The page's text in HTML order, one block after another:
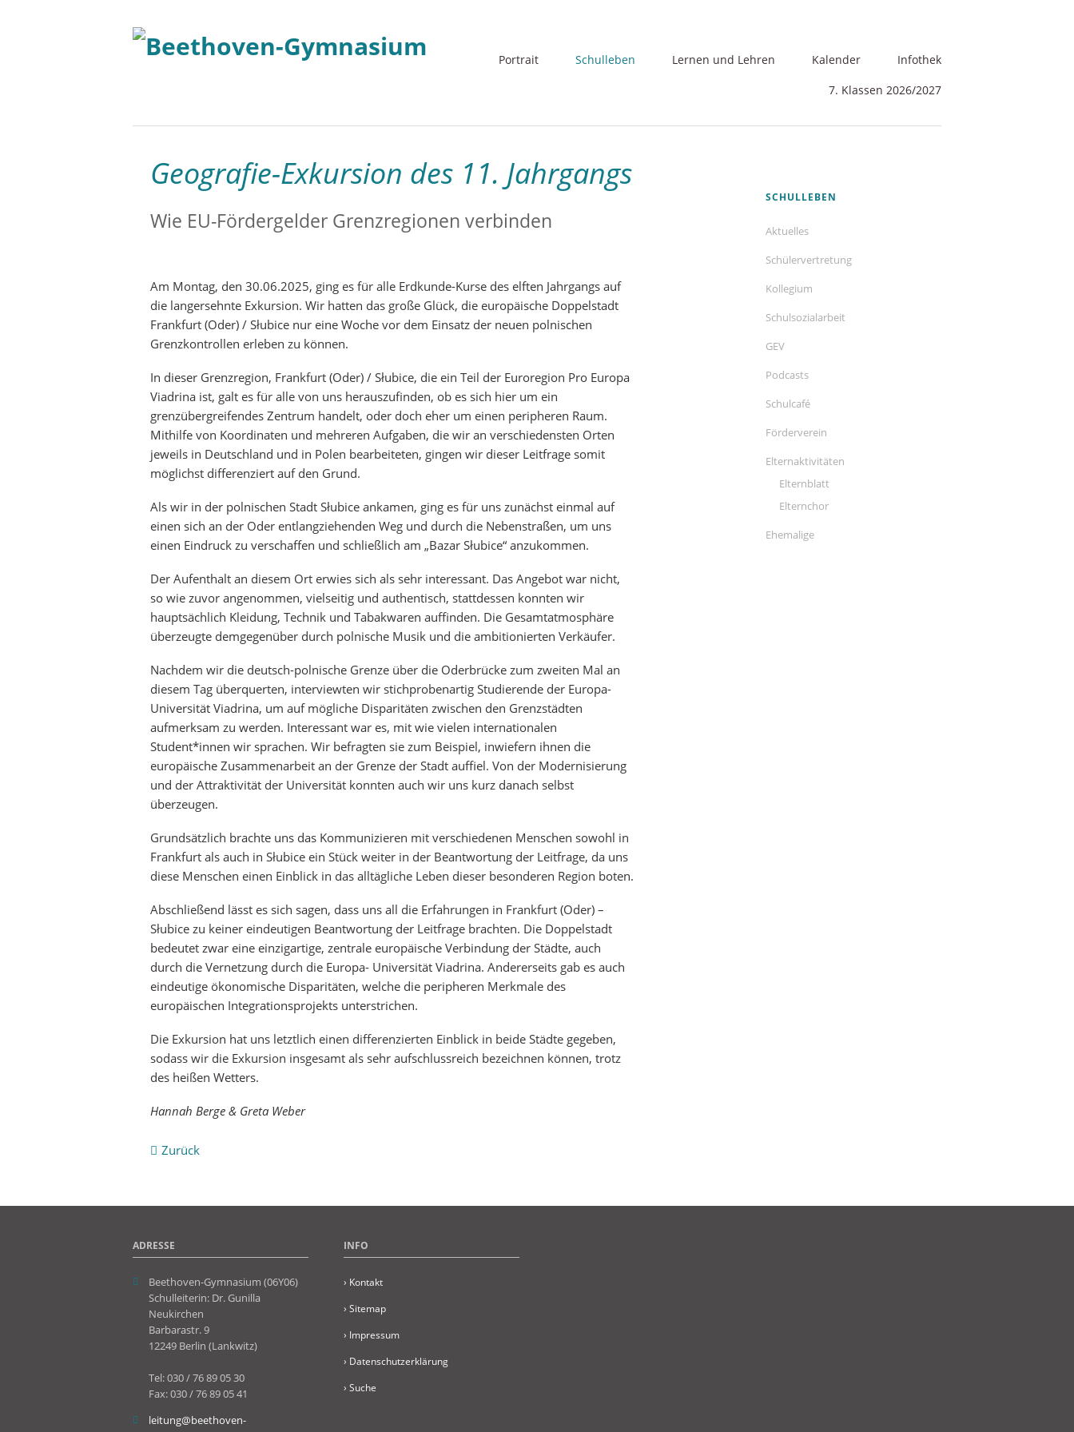
Navigation
Portrait Schulleben Lernen und Lehren Kalender
Infothek
7. Klassen 2026/2027
Geografie-Exkursion des 11. Jahrgangs
Wie EU-Fördergelder Grenzregionen verbinden
Am Montag, den 30.06.2025, ging es für alle Erdkunde-Kurse des elften Jahrgangs auf
die langersehnte Exkursion. Wir hatten das große Glück, die europäische Doppelstadt
Frankfurt (Oder) / Słubice nur eine Woche vor dem Einsatz der neuen polnischen
Grenzkontrollen erleben zu können.
In dieser Grenzregion, Frankfurt (Oder) / Słubice, die ein Teil der Euroregion Pro Europa
Viadrina ist, galt es für alle von uns herauszufinden, ob es sich hier um ein
grenzübergreifendes Zentrum handelt, oder doch eher um einen peripheren Raum.
Mithilfe von Koordinaten und mehreren Aufgaben, die wir an verschiedensten Orten
jeweils in Deutschland und in Polen bearbeiteten, gingen wir dieser Leitfrage somit
möglichst differenziert auf den Grund.
Als wir in der polnischen Stadt Słubice ankamen, ging es für uns zunächst einmal auf
einen sich an der Oder entlangziehenden Weg und durch die Nebenstraßen, um uns
einen Eindruck zu verschaffen und schließlich am „Bazar Słubice“ anzukommen.
Der Aufenthalt an diesem Ort erwies sich als sehr interessant. Das Angebot war nicht,
so wie zuvor angenommen, vielseitig und authentisch, stattdessen konnten wir
hauptsächlich Kleidung, Technik und Tabakwaren auffinden. Die Gesamtatmosphäre
überzeugte demgegenüber durch polnische Musik und die ambitionierten Verkäufer.
Nachdem wir die deutsch-polnische Grenze über die Oderbrücke zum zweiten Mal an
diesem Tag überquerten, interviewten wir stichprobenartig Studierende der Europa-
Universität Viadrina, um auf mögliche Disparitäten zwischen den Grenzstädten
aufmerksam zu werden. Interessant war es, mit wie vielen internationalen
Student*innen wir sprachen. Wir befragten sie zum Beispiel, inwiefern ihnen die
europäische Zusammenarbeit an der Grenze der Stadt auffiel. Von der Modernisierung
und der Attraktivität der Universität konnten auch wir uns kurz danach selbst
überzeugen.
Grundsätzlich brachte uns das Kommunizieren mit verschiedenen Menschen sowohl in
Frankfurt als auch in Słubice ein Stück weiter in der Beantwortung der Leitfrage, da uns
diese Menschen einen Einblick in das alltägliche Leben dieser besonderen Region boten.
Abschließend lässt es sich sagen, dass uns all die Erfahrungen in Frankfurt (Oder) –
Słubice zu keiner eindeutigen Beantwortung der Leitfrage brachten. Die Doppelstadt
bedeutet zwar eine einzigartige, zentrale europäische Verbindung der Städte, auch
durch die Vernetzung durch die Europa- Universität Viadrina. Andererseits gab es auch
eindeutige ökonomische Disparitäten, welche die peripheren Merkmale des
europäischen Integrationsprojekts unterstrichen.
Die Exkursion hat uns letztlich einen differenzierten Einblick in beide Städte gegeben,
sodass wir die Exkursion insgesamt als sehr aufschlussreich bezeichnen können, trotz
des heißen Wetters.
Hannah Berge & Greta Weber
Zurück
Navigation
SCHULLEBEN
Aktuelles
Schülervertretung
Kollegium
Schulsozialarbeit
GEV
Podcasts
Schulcafé
Förderverein
Elternaktivitäten
Elternblatt
Elternchor
Ehemalige
ADRESSE
Beethoven-Gymnasium (06Y06)
Schulleiterin: Dr. Gunilla
Neukirchen
Barbarastr. 9
12249 Berlin (Lankwitz)
Tel: 030 / 76 89 05 30
Fax: 030 / 76 89 05 41
leitung@beethoven-
INFO
› Kontakt
› Sitemap
› Impressum
› Datenschutzerklärung
› Suche